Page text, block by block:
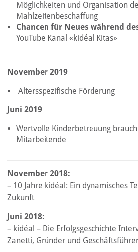
Möglichkeiten und Organisation
Mahlzeitenbeschaffung
Chancen für Neues während
YouTube Kanal «kidéal Kitas»
November 2019
Altersspezifische Förderung
Juni 2019
Wertvolle Kinderbetreuung
Mitarbeitende
November 2018:
– 10 Jahre kidéal: Ein dynamisches
Zukunft
Juni 2018:
– kidéal – Die Erfolgsgeschichte
Zanetti, Gründer und Geschäftsführer